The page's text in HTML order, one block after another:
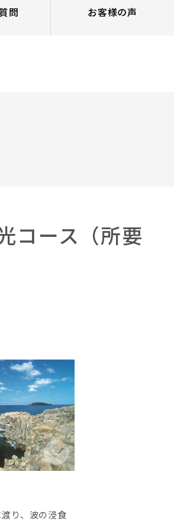
問 お客様の声
コース（所要
り、波の浸食